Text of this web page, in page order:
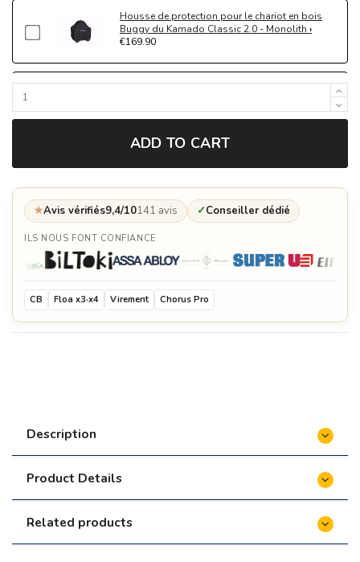
Housse de protection pour le chariot en bois
Buggy du Kamado Classic 2.0 - Monolith
€169.90
Housse de protection pour Kamado LeChef 2.0 -
Demi grille en fonte pour Kamado LeChef 2.0 -
Demi plancha en fonte pour Kamado LeChef 2.0 -
Monolith
Cocotte demi-lune en fonte pour Kamado LeChef
2.0 - Monolith
€259.90
Lot de 9 Brochettes de rôtisserie en acier -
Plaque plancha en acier pour Kamado LeChef 2.0
Régulateur de température automatique pour
ADD TO CART
★Avis vérifiés9,4/10141 avis ✓Conseiller dédié
ILS NOUS FONT CONFIANCE
CB Floa x3·x4 Virement Chorus Pro
Description
Product Details
Related products